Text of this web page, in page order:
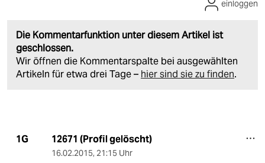
Die Kommentarfunktion unter diesem Artikel ist
geschlossen.
Wir öffnen die Kommentarspalte bei ausgewählten
Artikeln für etwa drei Tage – hier sind sie zu finden.
einloggen
1G 12671 (Profil gelöscht)
16.02.2015, 21:15 Uhr